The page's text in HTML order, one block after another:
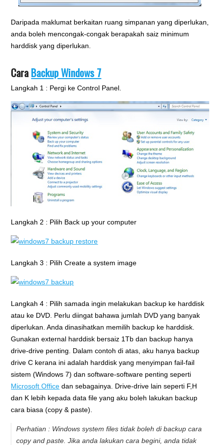
Daripada maklumat berkaitan ruang simpanan yang diperlukan,
anda boleh mencongak-congak berapakah saiz minimum
harddisk yang diperlukan.
CaraBackup Windows 7
Langkah 1 : Pergi ke Control Panel.
Langkah 2 : Pilih Back up your computer
Langkah 3 : Pilih Create a system image
Langkah 4 : Pilih samada ingin melakukan backup ke harddisk
atau ke DVD. Perlu diingat bahawa jumlah DVD yang banyak
diperlukan. Anda dinasihatkan memilih backup ke harddisk.
Gunakan external harddisk bersaiz 1Tb dan backup hanya
drive-drive penting. Dalam contoh di atas, aku hanya backup
drive C kerana ini adalah harddisk yang menyimpan fail-fail
sistem (Windows 7) dan software-software penting seperti
Microsoft Office dan sebagainya. Drive-drive lain seperti F,H
dan K lebih kepada data file yang aku boleh lakukan backup
cara biasa (copy & paste).
Perhatian : Windows system files tidak boleh di backup cara
copy and paste. Jika anda lakukan cara begini, anda tidak